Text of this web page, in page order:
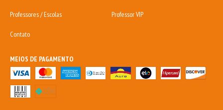
Professores / Escolas Professor VIP
Contato
MEIOS DE PAGAMENTO